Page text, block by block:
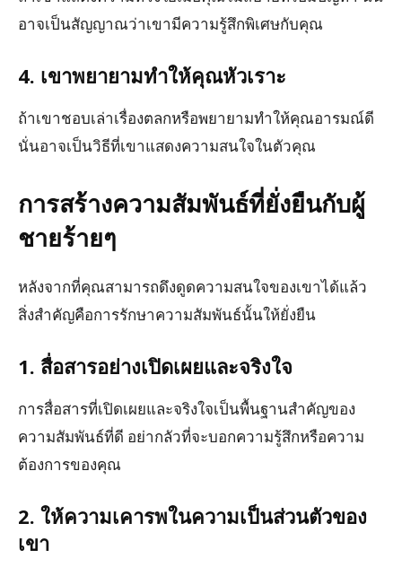
อาจเป็นสัญญาณว่าเขามีความรู้สึกพิเศษกับคุณ
4. เขาพยายามทำให้คุณหัวเราะ
ถ้าเขาชอบเล่าเรื่องตลกหรือพยายามทำให้คุณอารมณ์ดี
นั่นอาจเป็นวิธีที่เขาแสดงความสนใจในตัวคุณ
การสร้างความสัมพันธ์ที่ยั่งยืนกับผู้
ชายร้ายๆ
หลังจากที่คุณสามารถดึงดูดความสนใจของเขาได้แล้ว
สิ่งสำคัญคือการรักษาความสัมพันธ์นั้นให้ยั่งยืน
1. สื่อสารอย่างเปิดเผยและจริงใจ
การสื่อสารที่เปิดเผยและจริงใจเป็นพื้นฐานสำคัญของ
ความสัมพันธ์ที่ดี อย่ากลัวที่จะบอกความรู้สึกหรือความ
ต้องการของคุณ
2. ให้ความเคารพในความเป็นส่วนตัวของ
เขา